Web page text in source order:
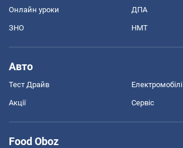
Онлайн уроки ДПА
ЗНО НМТ
Авто
Тест Драйв Електромобілі
Акції Сервіс
Food Oboz